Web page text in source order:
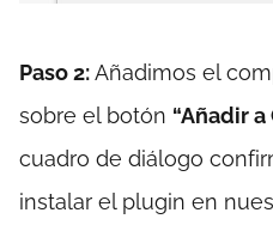
Paso 2:Añadimos el
sobre el botón “Añadir a
cuadro de diálogo
instalar el plugin en